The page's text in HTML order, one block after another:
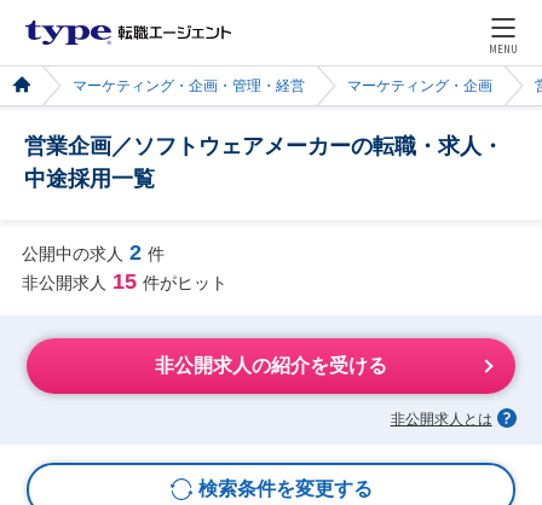
MENU
マーケティング・企画・管理・経営 マーケティング・企画
営業企画／ソフトウェアメーカーの転職・求人・
中途採用一覧
公開中の求人 2 件
非公開求人 15 件がヒット
非公開求人の紹介を受ける
非公開求人とは
検索条件を変更する